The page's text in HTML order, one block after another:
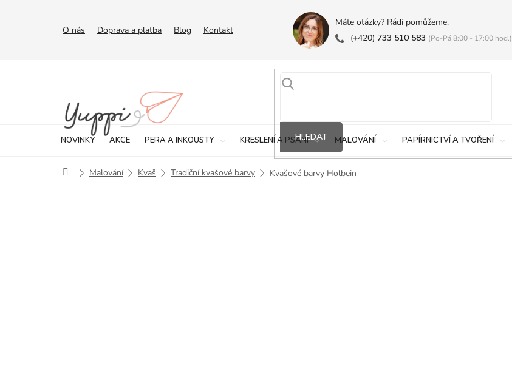
O nás Doprava a platba Blog Kontakt
Máte otázky? Rádi pomůžeme.
(+420) 733 510 583 (Po-Pá 8:00 - 17:00 hod.)
HLEDAT
NOVINKY AKCE PERA A INKOUSTY KRESLENÍ A PSANÍ MALOVÁNÍ PAPÍRNICTVÍ A TVOŘENÍ
DomůMalování Kvaš Tradiční kvašové barvy Kvašové barvy Holbein